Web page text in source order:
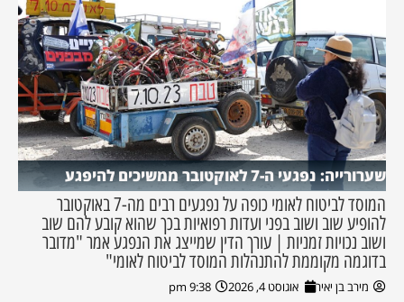
שערורייה: נפגעי ה-7 לאוקטובר ממשיכים להיפגע
המוסד לביטוח לאומי כופה על נפגעים רבים מה-7 באוקטובר
להופיע שוב ושוב בפני ועדות רפואיות בכך שהוא קובע להם שוב
ושוב נכויות זמניות | עורך הדין שמייצג את הנפגע אמר "מדובר
בדוגמה מקוממת להתנהלות המוסד לביטוח לאומי"
מירב בן יאיר אוגוסט 4, 2026 9:38 pm